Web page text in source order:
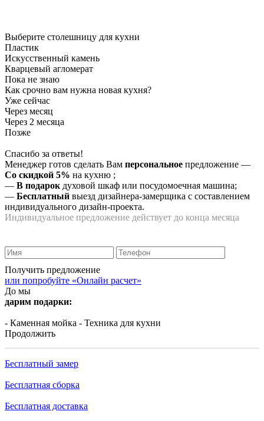
Выберите столешницу для кухни
Пластик
Искусственный камень
Кварцевый агломерат
Пока не знаю
Как срочно вам нужна новая кухня?
Уже сейчас
Через месяц
Через 2 месяца
Позже
Спасибо за ответы!
Менеджер готов сделать Вам персональное предложение —
Со скидкой 5% на кухню ;
— В подарок духовой шкаф или посудомоечная машина;
— Бесплатный выезд дизайнера-замерщика с составлением
индивидуального дизайн-проекта.
Индивидуальное предложение действует до конца месяца
Получить предложение
или попробуйте «Онлайн расчет»
До мы
дарим подарки:
- Каменная мойка - Техника для кухни
Продолжить
Бесплатный замер
Бесплатная сборка
Бесплатная доставка